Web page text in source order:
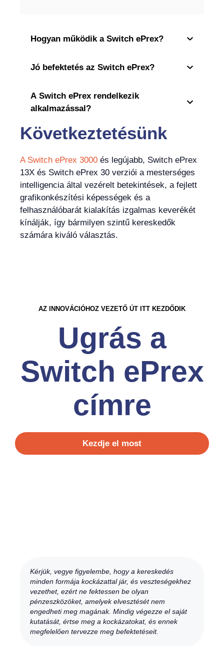
Hogyan működik a Switch ePrex?
Jó befektetés az Switch ePrex?
A Switch ePrex rendelkezik
alkalmazással?
Következtetésünk
A Switch ePrex 3000 és legújabb, Switch ePrex
13X és Switch ePrex 30 verziói a mesterséges
intelligencia által vezérelt betekintések, a fejlett
grafikonkészítési képességek és a
felhasználóbarát kialakítás izgalmas keverékét
kínálják, így bármilyen szintű kereskedők
számára kiváló választás.
AZ INNOVÁCIÓHOZ VEZETŐ ÚT ITT KEZDŐDIK
Ugrás a
Switch ePrex
címre
Kezdje el most
Kérjük, vegye figyelembe, hogy a kereskedés
minden formája kockázattal jár, és veszteségekhez
vezethet, ezért ne fektessen be olyan
pénzeszközöket, amelyek elvesztését nem
engedheti meg magának. Mindig végezze el saját
kutatását, értse meg a kockázatokat, és ennek
megfelelően tervezze meg befektetéseit.